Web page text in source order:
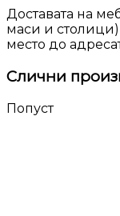
Доставата на
маси и
место до
Слични
Попуст